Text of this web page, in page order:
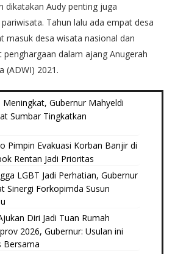
dikatakan Audy penting juga
Tahun lalu ada empat desa
masuk desa wisata nasional dan
dalam ajang Anugerah
(ADWI) 2021.
Meningkat, Gubernur Mahyeldi
Sumbar Tingkatkan
Pimpin Evakuasi Korban Banjir di
Rentan Jadi Prioritas
LGBT Jadi Perhatian, Gubernur
Sinergi Forkopimda Susun
Diri Jadi Tuan Rumah
2026, Gubernur: Usulan ini
Bersama